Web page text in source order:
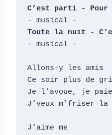
C’est parti -
Toute la nuit -
- musical -
Allons-y les amis
Ce soir plus de
Je l’avoue, je
J’veux m’friser la
J’aime me